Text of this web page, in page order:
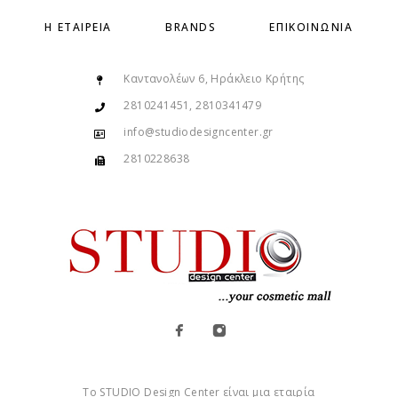
Η ΕΤΑΙΡΕΊΑ BRANDS ΕΠΙΚΟΙΝΩΝΊΑ
Καντανολέων 6, Ηράκλειο Κρήτης
2810241451, 2810341479
info@studiodesigncenter.gr
2810228638
Το STUDIO Design Center είναι μια εταιρία